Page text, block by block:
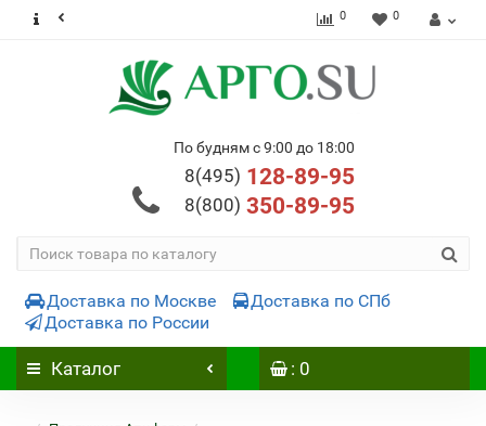
0 0
По будням с 9:00 до 18:00
8(495) 128-89-95
8(800) 350-89-95
Доставка по Москве
Доставка по СПб
Доставка по России
Каталог : 0